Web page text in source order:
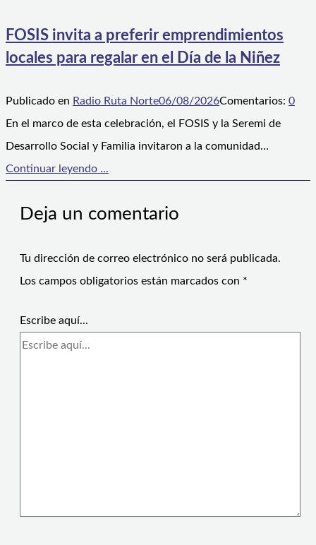
FOSIS invita a preferir emprendimientos
locales para regalar en el Día de la Niñez
Publicado en Radio Ruta Norte06/08/2026Comentarios: 0
En el marco de esta celebración, el FOSIS y la Seremi de
Desarrollo Social y Familia invitaron a la comunidad…
Continuar leyendo ...
Deja un comentario
Tu dirección de correo electrónico no será publicada.
Los campos obligatorios están marcados con *
Escribe aquí...